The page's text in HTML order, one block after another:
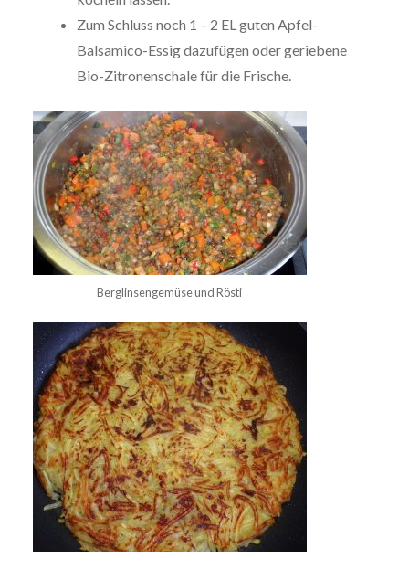
Zum Schluss noch 1 – 2 EL guten Apfel-
Balsamico-Essig dazufügen oder geriebene
Bio-Zitronenschale für die Frische.
Berglinsengemüse und Rösti